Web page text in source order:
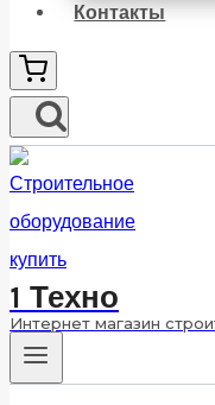
Контакты
1 Техно
Интернет магазин